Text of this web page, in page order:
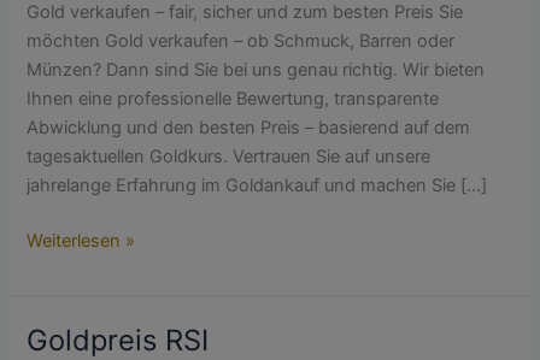
Gold verkaufen – fair, sicher und zum besten Preis Sie
möchten Gold verkaufen – ob Schmuck, Barren oder
Münzen? Dann sind Sie bei uns genau richtig. Wir bieten
Ihnen eine professionelle Bewertung, transparente
Abwicklung und den besten Preis – basierend auf dem
tagesaktuellen Goldkurs. Vertrauen Sie auf unsere
jahrelange Erfahrung im Goldankauf und machen Sie […]
besten
Preis
Weiterlesen »
Goldpreis RSI
Goldpreis